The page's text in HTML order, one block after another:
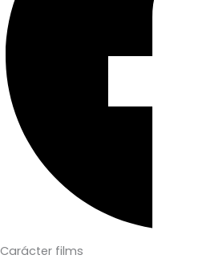
Carácter films